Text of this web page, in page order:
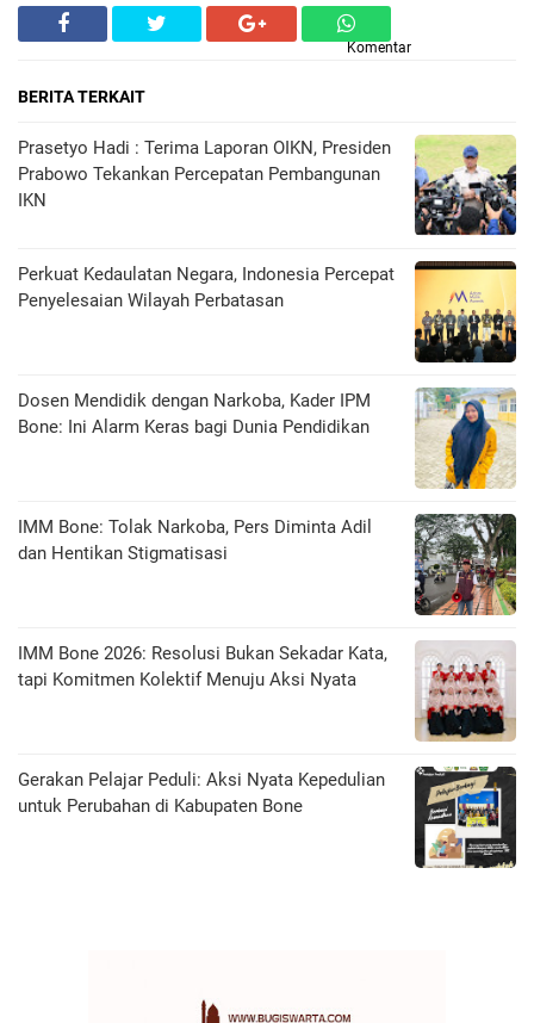
Komentar
BERITA TERKAIT
Prasetyo Hadi : Terima Laporan OIKN, Presiden
Prabowo Tekankan Percepatan Pembangunan
IKN
Perkuat Kedaulatan Negara, Indonesia Percepat
Penyelesaian Wilayah Perbatasan
Dosen Mendidik dengan Narkoba, Kader IPM
Bone: Ini Alarm Keras bagi Dunia Pendidikan
IMM Bone: Tolak Narkoba, Pers Diminta Adil
dan Hentikan Stigmatisasi
IMM Bone 2026: Resolusi Bukan Sekadar Kata,
tapi Komitmen Kolektif Menuju Aksi Nyata
Gerakan Pelajar Peduli: Aksi Nyata Kepedulian
untuk Perubahan di Kabupaten Bone